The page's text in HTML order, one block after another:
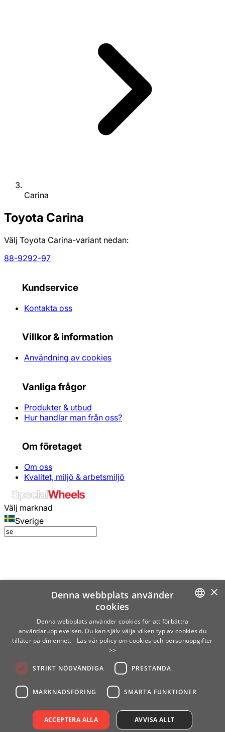
Carina
Toyota Carina
Välj Toyota Carina-variant nedan:
88-9292-97
Kundservice
Kontakta oss
Villkor & information
Användning av cookies
Vanliga frågor
Produkter & utbud
Hur handlar man från oss?
Om företaget
Om oss
Kvalitet, miljö & arbetsmiljö
Välj marknad
Sverige
SWEDISH
×
Denna webbplats använder
cookies
Denna webbplats använder cookies för att förbättra
användarupplevelsen. Du kan själv välja vilken typ av cookies du
tillåter på din enhet. - Läs vår policy om cookies och personuppgifter
>>
STRIKT NÖDVÄNDIGA PRESTANDA
MARKNADSFÖRING SMARTA FUNKTIONER
ACCEPTERA ALLA AVVISA ALLT